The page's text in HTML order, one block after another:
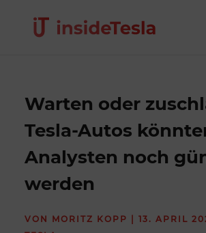
Warten oder
Tesla-Autos
Analysten noch
werden
VON MORITZ KOPP |13. APRIL